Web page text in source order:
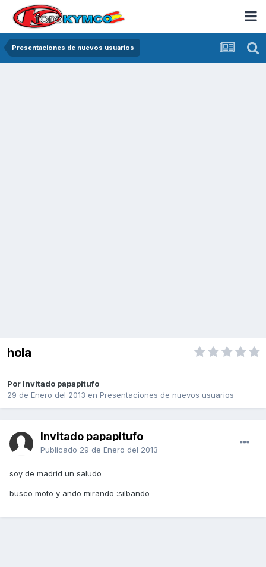
Presentaciones de nuevos usuarios
hola
Por Invitado papapitufo
29 de Enero del 2013 en Presentaciones de nuevos usuarios
Invitado papapitufo
Publicado 29 de Enero del 2013
soy de madrid un saludo
busco moto y ando mirando :silbando